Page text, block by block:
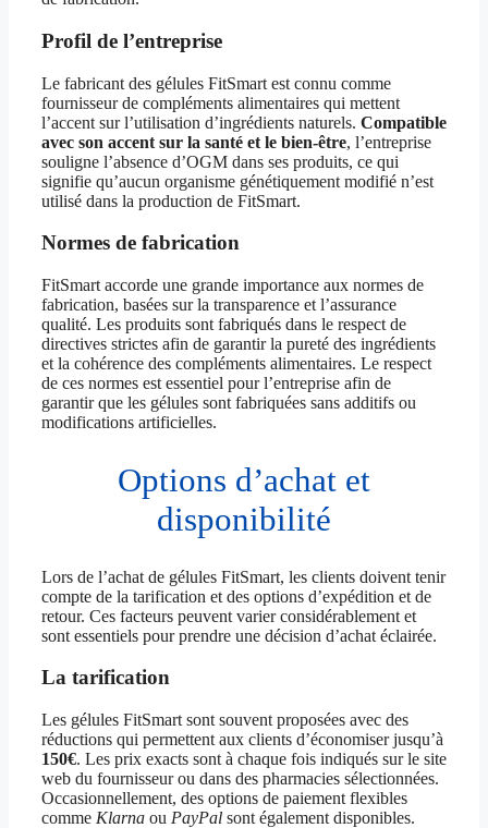
Profil de l’entreprise
Le fabricant des gélules FitSmart est connu comme
fournisseur de compléments alimentaires qui mettent
l’accent sur l’utilisation d’ingrédients naturels. Compatible
avec son accent sur la santé et le bien-être, l’entreprise
souligne l’absence d’OGM dans ses produits, ce qui
signifie qu’aucun organisme génétiquement modifié n’est
utilisé dans la production de FitSmart.
Normes de fabrication
FitSmart accorde une grande importance aux normes de
fabrication, basées sur la transparence et l’assurance
qualité. Les produits sont fabriqués dans le respect de
directives strictes afin de garantir la pureté des ingrédients
et la cohérence des compléments alimentaires. Le respect
de ces normes est essentiel pour l’entreprise afin de
garantir que les gélules sont fabriquées sans additifs ou
modifications artificielles.
Options d’achat et
disponibilité
Lors de l’achat de gélules FitSmart, les clients doivent tenir
compte de la tarification et des options d’expédition et de
retour. Ces facteurs peuvent varier considérablement et
sont essentiels pour prendre une décision d’achat éclairée.
La tarification
Les gélules FitSmart sont souvent proposées avec des
réductions qui permettent aux clients d’économiser jusqu’à
150€. Les prix exacts sont à chaque fois indiqués sur le site
web du fournisseur ou dans des pharmacies sélectionnées.
Occasionnellement, des options de paiement flexibles
comme Klarna ou PayPal sont également disponibles.